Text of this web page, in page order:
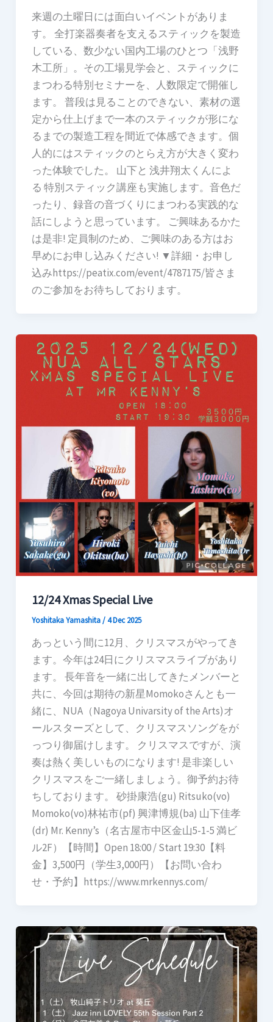
来週の土曜日には面白いイベントがありま
す。 全打楽器奏者を支えるスティックを製造
している、数少ない国内工場のひとつ「浅野
木工所」。その工場見学会と、スティックに
まつわる特別セミナーを、人数限定で開催し
ます。 普段は見ることのできない、素材の選
定から仕上げまで一本のスティックが形にな
るまでの製造工程を間近で体感できます。個
人的にはスティックのとらえ方が大きく変わ
った体験でした。 山下と 浅井翔太くんによ
る 特別スティック講座も実施します。音色だ
ったり、録音の音づくりにまつわる実践的な
話にしようと思っています。 ご興味あるかた
は是非! 定員制のため、ご興味のある方はお
早めにお申し込みください! ▼詳細・お申し
込みhttps://peatix.com/event/4787175/皆さま
のご参加をお待ちしております。
12/24 Xmas Special Live
Yoshitaka Yamashita/4 Dec 2025
あっという間に12月、クリスマスがやってき
ます。今年は24日にクリスマスライブがあり
ます。 長年音を一緒に出してきたメンバーと
共に、今回は期待の新星Momokoさんとも一
緒に、NUA（Nagoya Univarsity of the Arts)オ
ールスターズとして、クリスマスソングをが
っつり御届けします。 クリスマスですが、演
奏は熱く美しいものになります! 是非楽しい
クリスマスをご一緒しましょう。御予約お待
ちしております。 砂掛康浩(gu) Ritsuko(vo)
Momoko(vo)林祐市(pf) 興津博規(ba) 山下佳孝
(dr) Mr. Kenny’s（名古屋市中区金山5-1-5 満ビ
ル2F）【時間】Open 18:00 / Start 19:30【料
金】3,500円（学生3,000円）【お問い合わ
せ・予約】https://www.mrkennys.com/